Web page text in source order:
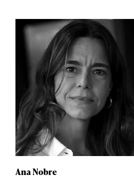
Ana Nobre